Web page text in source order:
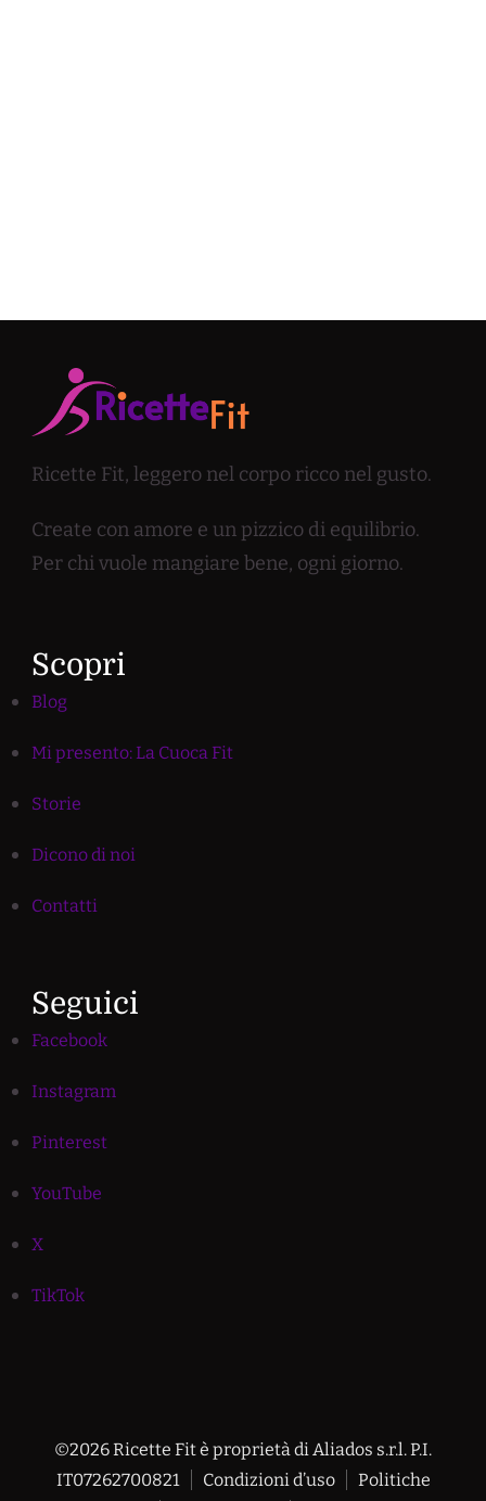
Ricette Fit, leggero nel corpo ricco nel gusto.
Create con amore e un pizzico di equilibrio.
Per chi vuole mangiare bene, ogni giorno.
Scopri
Blog
Mi presento: La Cuoca Fit
Storie
Dicono di noi
Contatti
Seguici
Facebook
Instagram
Pinterest
YouTube
X
TikTok
©2026 Ricette Fit è proprietà di Aliados s.r.l. P.I.
IT07262700821
Condizioni d’uso
Politiche